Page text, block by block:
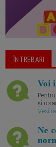
ÎNTREBARI
Voi
și o
Vezi
Ne